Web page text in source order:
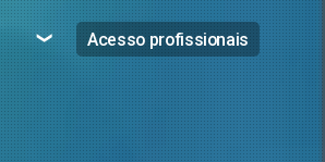
Acesso profissionais